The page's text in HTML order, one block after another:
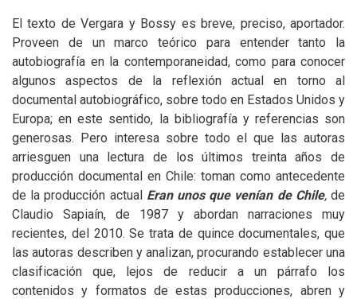
El texto de Vergara y Bossy es breve, preciso, aportador.
Proveen de un marco teórico para entender tanto la
autobiografía en la contemporaneidad, como para conocer
algunos aspectos de la reflexión actual en torno al
documental autobiográfico, sobre todo en Estados Unidos y
Europa; en este sentido, la bibliografía y referencias son
generosas. Pero interesa sobre todo el que las autoras
arriesguen una lectura de los últimos treinta años de
producción documental en Chile: toman como antecedente
de la producción actual Eran unos que venían de Chile,de
Claudio Sapiaín, de 1987 y abordan narraciones muy
recientes, del 2010. Se trata de quince documentales, que
las autoras describen y analizan, procurando establecer una
clasificación que, lejos de reducir a un párrafo los
contenidos y formatos de estas producciones, abren y